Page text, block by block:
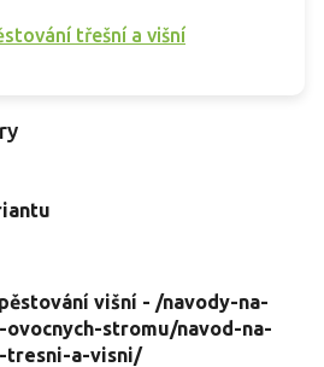
třešní a višní
višní - /navody-na-
ovocnych-stromu/navod-na-
tresni-a-visni/